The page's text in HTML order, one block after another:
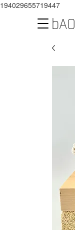
194029655719447
bAO